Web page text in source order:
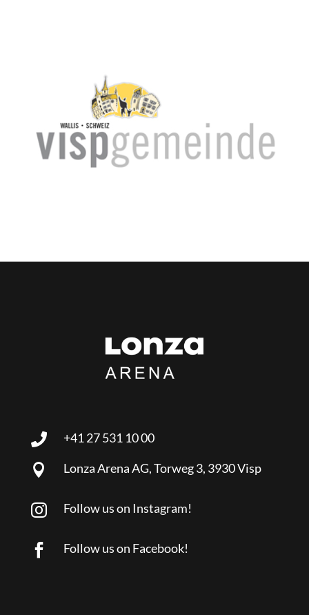
 +41 27 531 10 00
 Lonza Arena AG, Torweg 3, 3930 Visp
 Follow us on Instagram!
 Follow us on Facebook!